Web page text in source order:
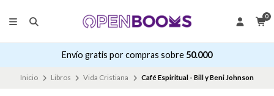
0
Envío gratis por compras sobre 50.000
Inicio Libros Vida Cristiana Café Espiritual - Bill y Beni Johnson